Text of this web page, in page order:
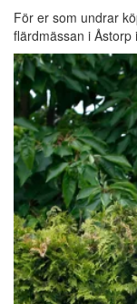
För er som undrar
flärdmässan i Åstorp